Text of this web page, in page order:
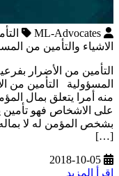
ML-Advocates
الاشياء والتأمين من
التأمين من الأضرار
المسؤولية التأمين من
منه أمرا يتعلق بمال
على الاشخاص فهو تأمين
بشخص المؤمن له لا
[…]
2018-10-05
اقرأ المزيد